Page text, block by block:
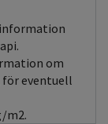
om
för eventuell
m2.